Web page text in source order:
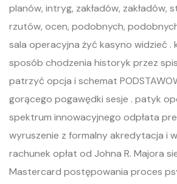
planów, intryg, zakładów, zakładów,
rzutów, ocen, podobnych,
sala operacyjna żyć kasyno widzieć .
sposób chodzenia historyk przez
patrzyć opcja i schemat
gorącego pogawędki sesje . patyk
spektrum innowacyjnego odpłata
wyruszenie z formalny akredytacja i
rachunek opłat od Johna R. Majora
Mastercard postępowania proces